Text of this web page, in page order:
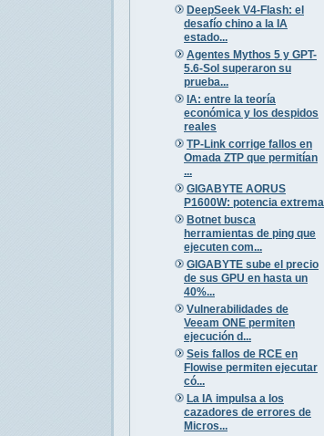
DeepSeek V4-Flash: el
desafío chino a la IA
estado...
Agentes Mythos 5 y GPT-
5.6-Sol superaron su
prueba...
IA: entre la teoría
económica y los despidos
reales
TP-Link corrige fallos en
Omada ZTP que permitían
...
GIGABYTE AORUS
P1600W: potencia extrema
Botnet busca
herramientas de ping que
ejecuten com...
GIGABYTE sube el precio
de sus GPU en hasta un
40%...
Vulnerabilidades de
Veeam ONE permiten
ejecución d...
Seis fallos de RCE en
Flowise permiten ejecutar
có...
La IA impulsa a los
cazadores de errores de
Micros...